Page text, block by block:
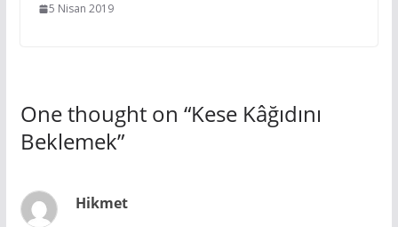
5 Nisan 2019
One thought on “Kese Kâğıdını
Beklemek”
Hikmet